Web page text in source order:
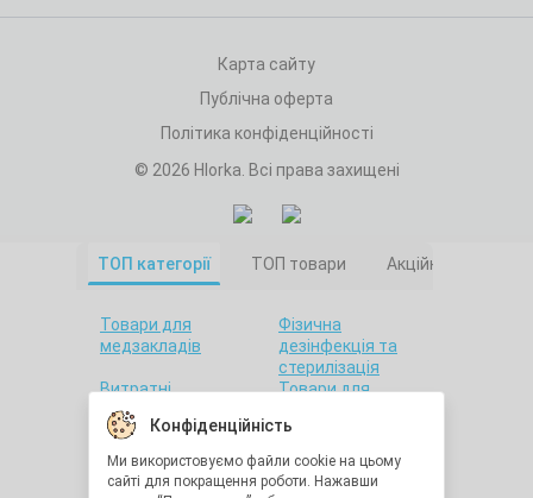
Карта сайту
Публічна оферта
Політика конфіденційності
© 2026 Hlorka. Всі права захищені
Конфіденційність
Ми використовуємо файли cookie на цьому
сайті для покращення роботи. Нажавши
ТОП категорії ТОП товари Акційні товари
Товари для
медзакладів
Фізична
дезінфекція та
стерилізація
Витратні
матеріали
Товари для
Товари для дому
Санітарна гігієна
Товари для
стоматології
Товари для
лабораторій